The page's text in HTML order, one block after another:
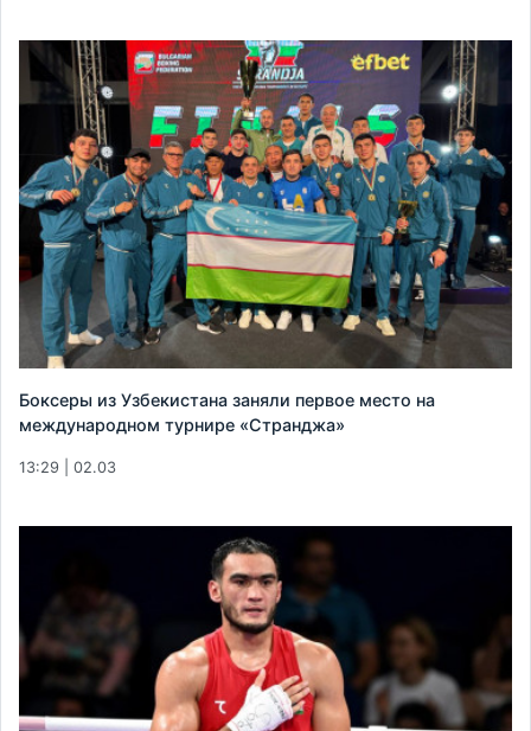
Боксеры из Узбекистана заняли первое место на
международном турнире «Странджа»
13:29 | 02.03